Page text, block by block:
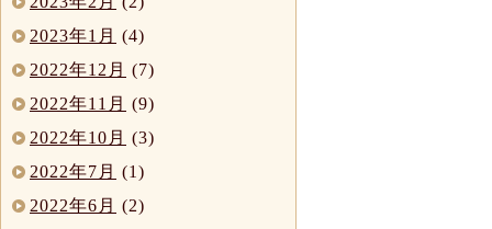
2023年1月 (4)
2022年12月 (7)
2022年11月 (9)
2022年10月 (3)
2022年7月 (1)
2022年6月 (2)